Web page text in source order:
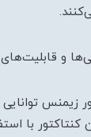
و
زیمنس
کنتاکتور با